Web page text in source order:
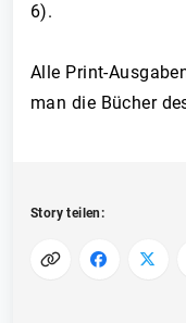
6).
Alle Print-
man die Bücher
Story teilen: